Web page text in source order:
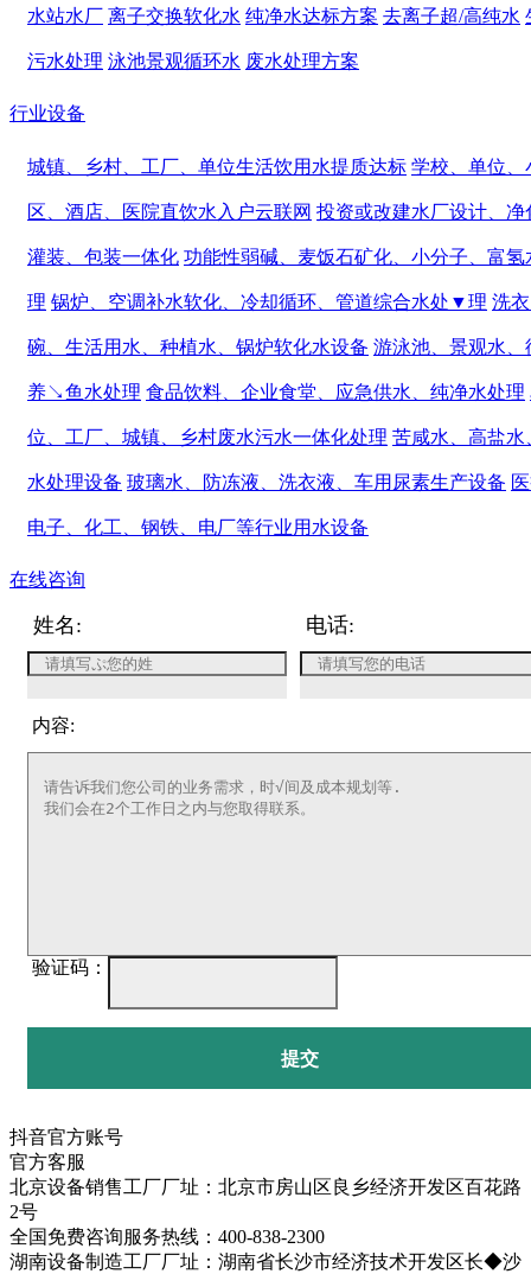
水站水厂 离子交换软化水 纯净水达标方案 去离子超/高纯水
污水处理 泳池景观循环水 废水处理方案
行业设备
城镇、乡村、工厂、单位生活饮用水提质达标 学校、单位、
区、酒店、医院直饮水入户云联网 投资或改建水厂设计、净
灌装、包装一体化 功能性弱碱、麦饭石矿化、小分子、富氢
理 锅炉、空调补水软化、冷却循环、管道综合水处▼理 洗
碗、生活用水、种植水、锅炉软化水设备 游泳池、景观水、
养↘鱼水处理 食品饮料、企业食堂、应急供水、纯净水处理
位、工厂、城镇、乡村废水污水一体化处理 苦咸水、高盐水
水处理设备 玻璃水、防冻液、洗衣液、车用尿素生产设备
电子、化工、钢铁、电厂等行业用水设备
在线咨询
姓名: 电话:
内容:
验证码：
提交
抖音官方账号
官方客服
北京设备销售工厂厂址：北京市房山区良乡经济开发区百花路
2号
全国免费咨询服务热线：400-838-2300
湖南设备制造工厂厂址：湖南省长沙市经济技术开发区长◆沙